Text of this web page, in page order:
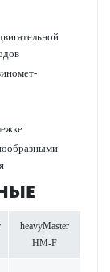
heavyMaster
HM-F